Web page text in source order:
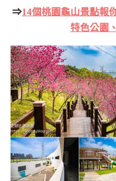
⇒14個桃園龜山景點報
特色公園